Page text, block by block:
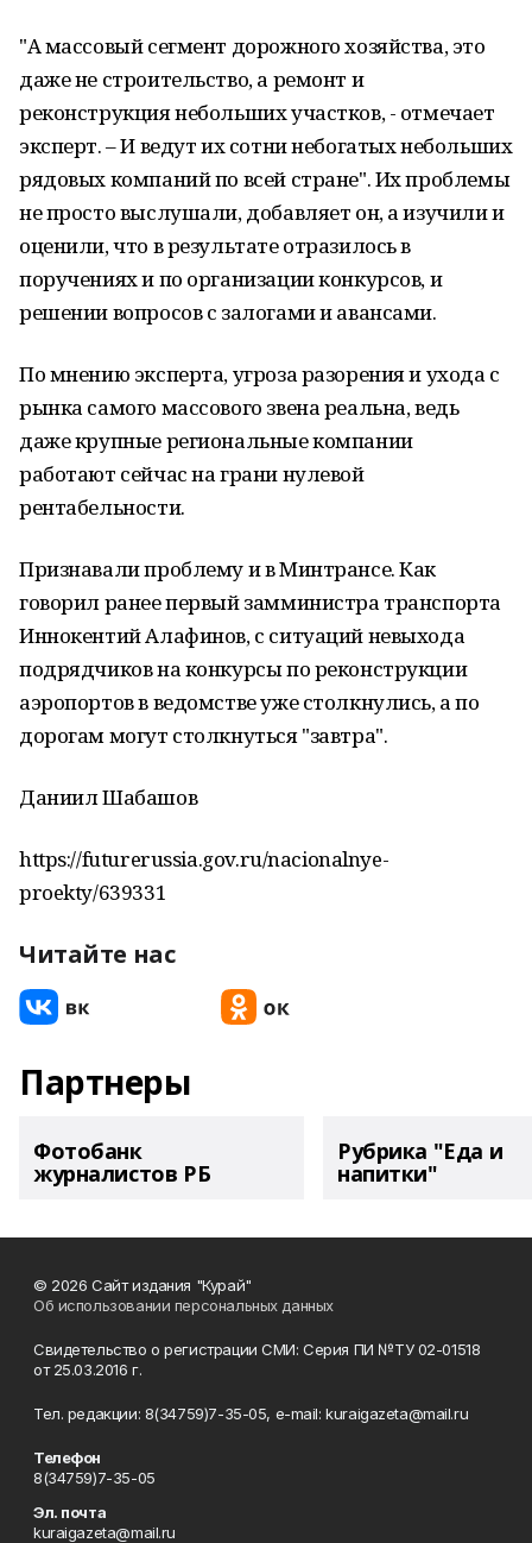
"А массовый сегмент дорожного хозяйства, это
даже не строительство, а ремонт и
реконструкция небольших участков, - отмечает
эксперт. – И ведут их сотни небогатых небольших
рядовых компаний по всей стране". Их проблемы
не просто выслушали, добавляет он, а изучили и
оценили, что в результате отразилось в
поручениях и по организации конкурсов, и
решении вопросов с залогами и авансами.
По мнению эксперта, угроза разорения и ухода с
рынка самого массового звена реальна, ведь
даже крупные региональные компании
работают сейчас на грани нулевой
рентабельности.
Признавали проблему и в Минтрансе. Как
говорил ранее первый замминистра транспорта
Иннокентий Алафинов, с ситуаций невыхода
подрядчиков на конкурсы по реконструкции
аэропортов в ведомстве уже столкнулись, а по
дорогам могут столкнуться "завтра".
Даниил Шабашов
https://futurerussia.gov.ru/nacionalnye-
proekty/639331
Читайте нас
Партнеры
Фотобанк
журналистов РБ
Рубрика "Еда и
напитки"
© 2026 Сайт издания "Курай"
Об использовании персональных данных
Свидетельство о регистрации СМИ: Серия ПИ №ТУ 02-01518
от 25.03.2016 г.
Тел. редакции: 8(34759)7-35-05, e-mail: kuraigazeta@mail.ru
Телефон
8(34759)7-35-05
Эл. почта
kuraigazeta@mail.ru